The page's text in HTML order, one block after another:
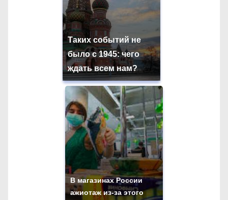
Таких событий не
было с 1945: чего
ждать всем нам?
В магазинах России
ажиотаж из-за этого